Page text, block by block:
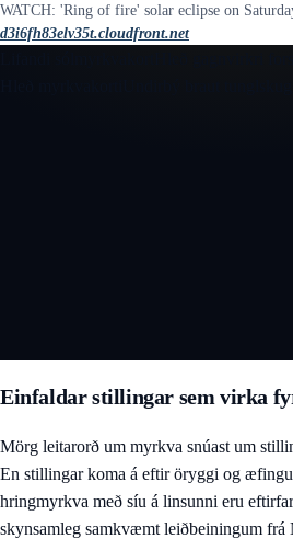
WATCH: 'Ring of fire' solar eclipse on
d3i6fh83elv35t.cloudfront.net
Einfaldar stillingar sem virka
Mörg leitarorð um myrkva snúast um
En stillingar koma á eftir öryggi og
hringmyrkva með síu á linsunni eru
skynsamleg samkvæmt leiðbeiningum frá